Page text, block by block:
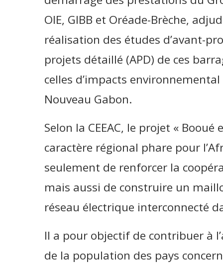
OIE, GIBB et Oréade-Brèche,
réalisation des études d’avant-
projets détaillé (APD) de ces
celles d’impacts
Nouveau Gabon.
Selon la CEEAC, le projet «
caractère régional phare pour
seulement de renforcer la
mais aussi de construire un
réseau électrique interconnecté
Il a pour objectif de contribuer à
de la population des pays